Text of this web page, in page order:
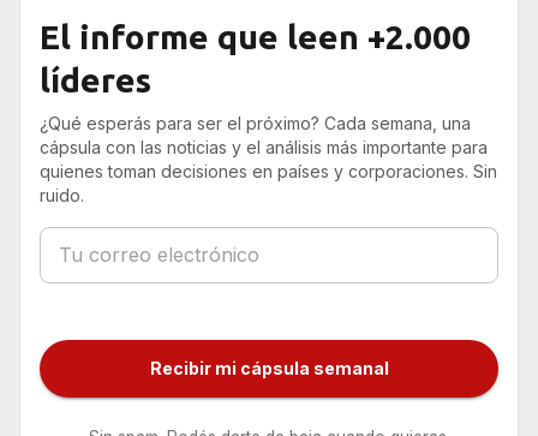
El informe que leen +2.000
líderes
¿Qué esperás para ser el próximo? Cada semana, una
cápsula con las noticias y el análisis más importante para
quienes toman decisiones en países y corporaciones. Sin
ruido.
Recibir mi cápsula semanal